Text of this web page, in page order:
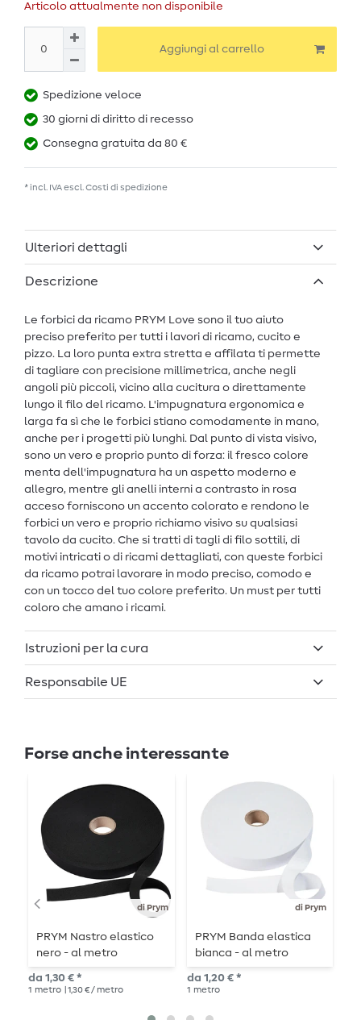
Articolo attualmente non disponibile
Aggiungi al carrello
Spedizione veloce
30 giorni di diritto di recesso
Consegna gratuita da 80 €
* incl. IVA escl.Costi di spedizione
Ulteriori dettagli
Descrizione
Le forbici da ricamo PRYM Love sono il tuo aiuto
preciso preferito per tutti i lavori di ricamo, cucito e
pizzo. La loro punta extra stretta e affilata ti permette
di tagliare con precisione millimetrica, anche negli
angoli più piccoli, vicino alla cucitura o direttamente
lungo il filo del ricamo. L'impugnatura ergonomica e
larga fa sì che le forbici stiano comodamente in mano,
anche per i progetti più lunghi. Dal punto di vista visivo,
sono un vero e proprio punto di forza: il fresco colore
menta dell'impugnatura ha un aspetto moderno e
allegro, mentre gli anelli interni a contrasto in rosa
acceso forniscono un accento colorato e rendono le
forbici un vero e proprio richiamo visivo su qualsiasi
tavolo da cucito. Che si tratti di tagli di filo sottili, di
motivi intricati o di ricami dettagliati, con queste forbici
da ricamo potrai lavorare in modo preciso, comodo e
con un tocco del tuo colore preferito. Un must per tutti
coloro che amano i ricami.
Istruzioni per la cura
Responsabile UE
Forse anche interessante
di Prym
PRYM Nastro elastico
nero - al metro
da 1,30 € *
1 metro | 1,30 € / metro
di Prym
PRYM Banda elastica
bianca - al metro
da 1,20 € *
1 metro